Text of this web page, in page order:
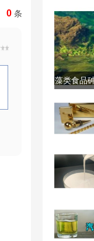
0 条
藻类食品